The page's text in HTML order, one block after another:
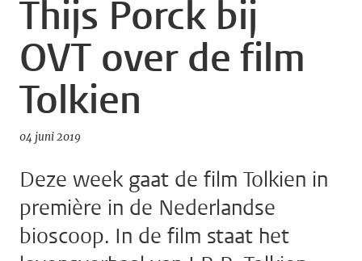
Thijs Porck bij
OVT over de film
Tolkien
04 juni 2019
Deze week gaat de film Tolkien in
première in de Nederlandse
bioscoop. In de film staat het